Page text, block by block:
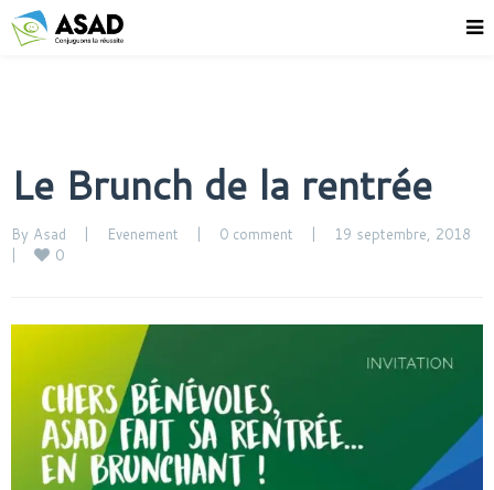
Le Brunch de la rentrée
By Asad | Evenement | 0 comment |
|
0